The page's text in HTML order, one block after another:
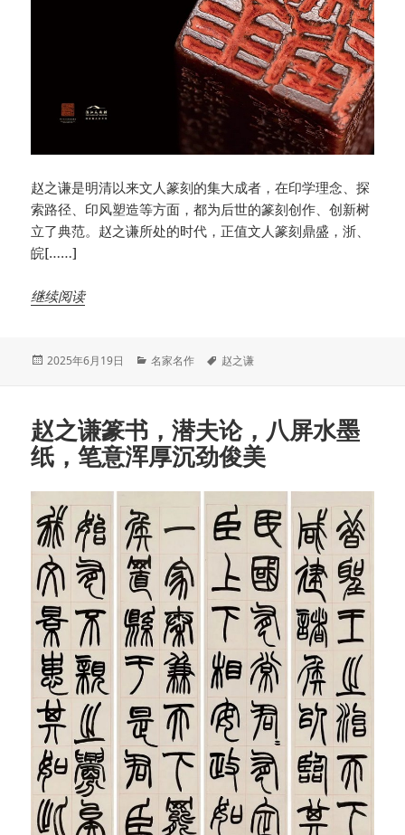
赵之谦是明清以来文人篆刻的集大成者，在印学理念、探
索路径、印风塑造等方面，都为后世的篆刻创作、创新树
立了典范。赵之谦所处的时代，正值文人篆刻鼎盛，浙、
皖[……]
继续阅读
发
2025年6月19日
分
名家名作
标
赵之谦
赵之谦篆书，潜夫论，八屏水墨
纸，笔意浑厚沉劲俊美